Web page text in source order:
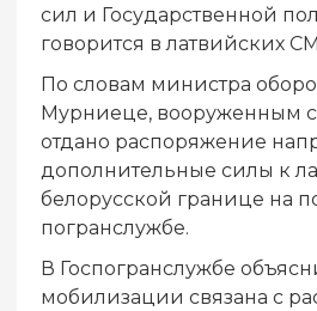
сил и Государственной
говорится в латвийских
По словам министра
Мурниеце, вооруженным
отдано распоряжение
дополнительные силы к
белорусской границе на
погранслужбе.
В Госпогранслужбе
мобилизации связана с